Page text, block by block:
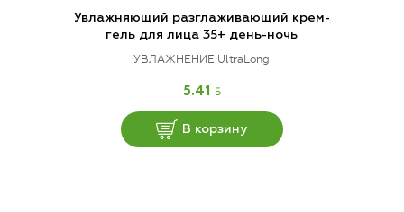
Увлажняющий разглаживающий крем-
гель для лица 35+ день-ночь
УВЛАЖНЕНИЕ UltraLong
5.41 BYN
В корзину